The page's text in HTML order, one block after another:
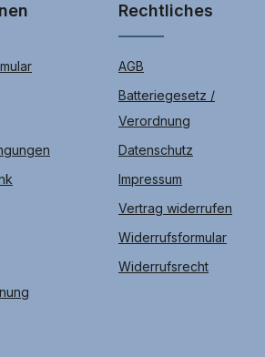
Rechtliches
AGB
Batteriegesetz /
Verordnung
Datenschutz
Impressum
Vertrag widerrufen
Widerrufsformular
Widerrufsrecht